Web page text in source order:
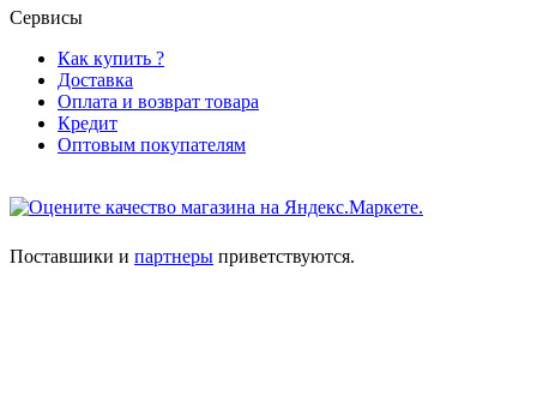
Сервисы
Как купить ?
Доставка
Оплата и возврат товара
Кредит
Оптовым покупателям
Поставшики и партнеры приветствуются.